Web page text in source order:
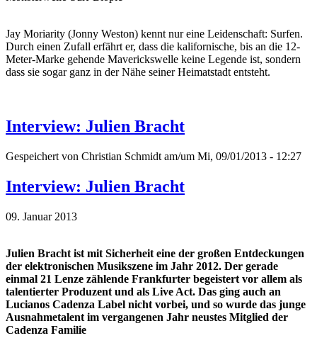
Jay Moriarity (Jonny Weston) kennt nur eine Leidenschaft: Surfen.
Durch einen Zufall erfährt er, dass die kalifornische, bis an die 12-
Meter-Marke gehende Maverickswelle keine Legende ist, sondern
dass sie sogar ganz in der Nähe seiner Heimatstadt entsteht.
Interview: Julien Bracht
Gespeichert von Christian Schmidt am/um Mi, 09/01/2013 - 12:27
Interview: Julien Bracht
09. Januar 2013
Julien Bracht ist mit Sicherheit eine der großen Entdeckungen
der elektronischen Musikszene im Jahr 2012. Der gerade
einmal 21 Lenze zählende Frankfurter begeistert vor allem als
talentierter Produzent und als Live Act. Das ging auch an
Lucianos Cadenza Label nicht vorbei, und so wurde das junge
Ausnahmetalent im vergangenen Jahr neustes Mitglied der
Cadenza Familie